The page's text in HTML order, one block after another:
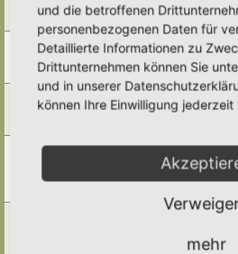
Letzter Beitrag vonSimbienchen«Fr 23.
Hochbeet aus Dachpfannen im
Letzter Beitrag von Simbienchen «
Mi
Antworten:4
Kürbis als Haloweenlicht
Letzter Beitrag vonAmarille«Di 29. Okt
Kräuterspirale auf schmaler
und die betroffenen
personenbezogenen Daten für
Detaillierte Informationen zu
Drittunternehmen können Sie
und in unserer
können Ihre Einwilligung jederzeit
mehr